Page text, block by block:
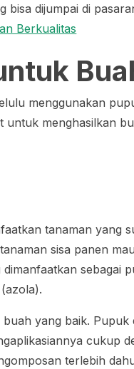
dijumpai di
Berkualitas
menggunakan
untuk menghasilkan
tanaman yang
sisa panen
sebagai
yang baik. Pupuk
cukup
terlebih